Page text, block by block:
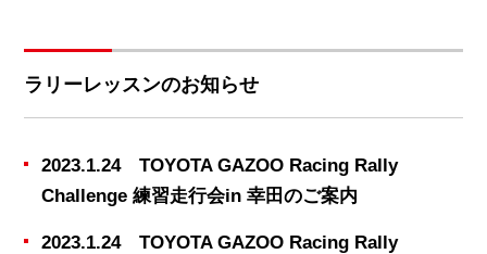
ラリーレッスンのお知らせ
2023.1.24 TOYOTA GAZOO Racing Rally
Challenge 練習走行会in 幸田のご案内
2023.1.24 TOYOTA GAZOO Racing Rally